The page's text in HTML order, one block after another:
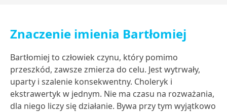
Znaczenie imienia Bartłomiej
Bartłomiej to człowiek czynu, który pomimo
przeszkód, zawsze zmierza do celu. Jest wytrwały,
uparty i szalenie konsekwentny. Choleryk i
ekstrawertyk w jednym. Nie ma czasu na rozważania,
dla niego liczy się działanie. Bywa przy tym wyjątkowo